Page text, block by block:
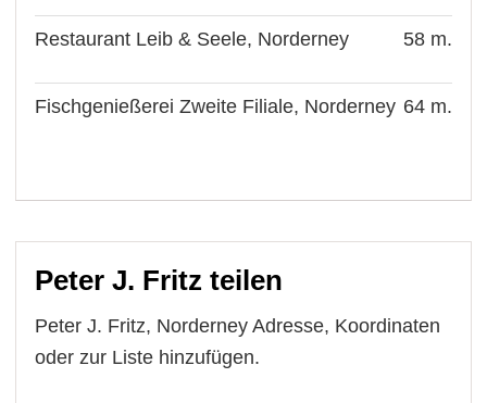
Restaurant Leib & Seele, Norderney 58 m.
Fischgenießerei Zweite Filiale, Norderney 64 m.
Peter J. Fritz teilen
Peter J. Fritz, Norderney Adresse, Koordinaten
oder zur Liste hinzufügen.